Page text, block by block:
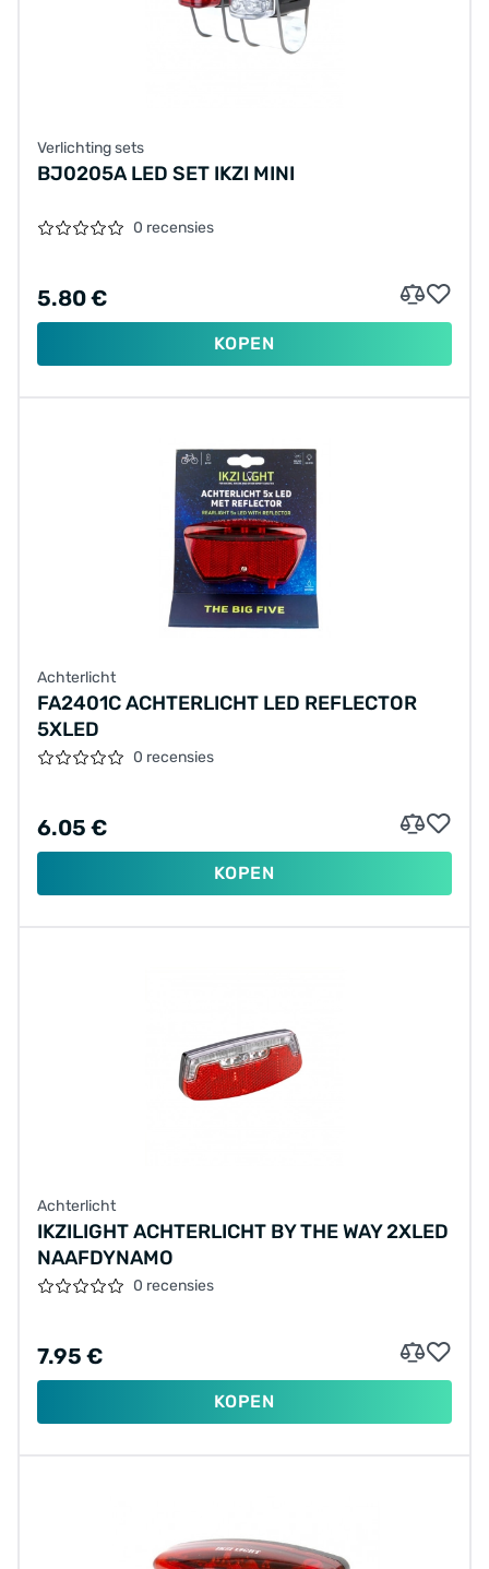
Verlichting sets
BJ0205A LED SET IKZI MINI
0 recensies
5.80 €
KOPEN
Achterlicht
FA2401C ACHTERLICHT LED REFLECTOR
5XLED
0 recensies
6.05 €
KOPEN
Achterlicht
IKZILIGHT ACHTERLICHT BY THE WAY 2XLED
NAAFDYNAMO
0 recensies
7.95 €
KOPEN